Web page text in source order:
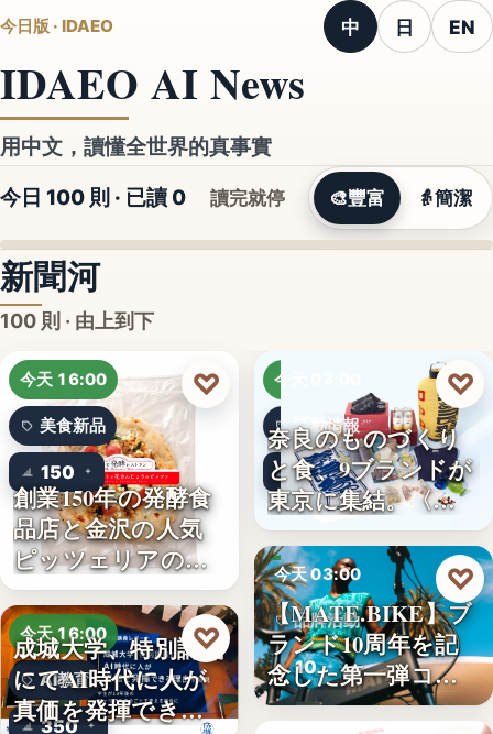
今日版 · IDAEO 中 日 EN
IDAEO AI News
用中文，讀懂全世界的真事實
今日 100 則 · 已讀 0 讀完就停 🎨豐富 👵簡潔
新聞河
100 則 · 由上到下
今天 16:00
美食新品
150
創業150年の発酵食
品店と金沢の人気
ピッツェリアのコ
ラボ…
♡
今天 16:00
AI教育
350
成城大学、特別講義
にてAI時代に人が
真価を発揮できる
♡
今天 03:00
活動情報
9
奈良のものづくり
と食、9ブランドが
東京に集結。〈…
♡
今天 03:00
品牌活動
10
【MATE.BIKE】ブ
ランド10周年を記
念した第一弾コ…
♡